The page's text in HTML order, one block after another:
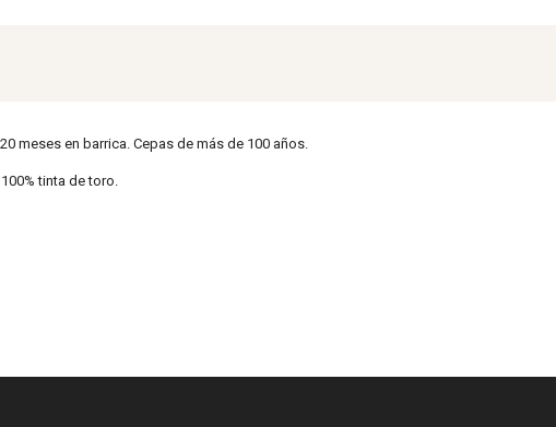
meses en barrica. Cepas de más de 100 años.
tinta de toro.